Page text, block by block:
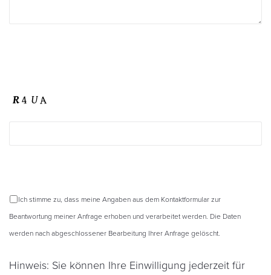
Ich stimme zu, dass meine Angaben aus dem Kontaktformular zur
Beantwortung meiner Anfrage erhoben und verarbeitet werden. Die Daten
werden nach abgeschlossener Bearbeitung Ihrer Anfrage gelöscht.
Hinweis: Sie können Ihre Einwilligung jederzeit für